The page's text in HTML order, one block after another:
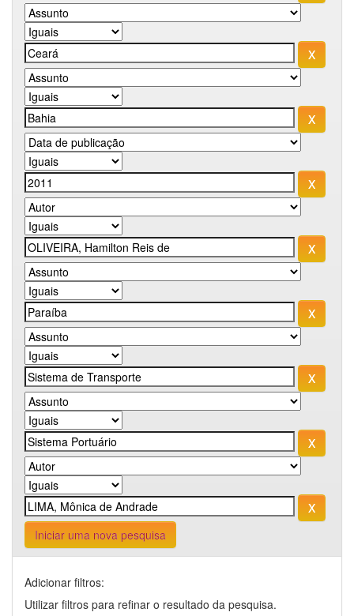
Iniciar uma nova pesquisa
Adicionar filtros:
Utilizar filtros para refinar o resultado da pesquisa.